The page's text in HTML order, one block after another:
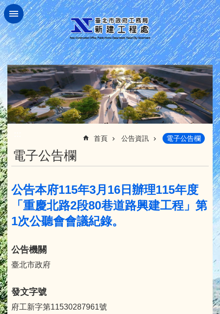
跳到主要內容區塊
首頁 公告資訊 電子公告欄
電子公告欄
公告本府115年3月16日辦理115年度
「重慶北路2段80巷道路興建工程」第
1次公聽會會議紀錄。
公告機關
臺北市政府
發文字號
府工新字第11530287961號